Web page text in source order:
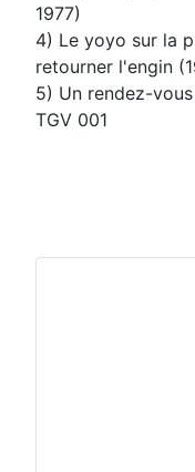
1977)
4) Le yoyo sur la
retourner l'engin
5) Un rendez-
TGV 001